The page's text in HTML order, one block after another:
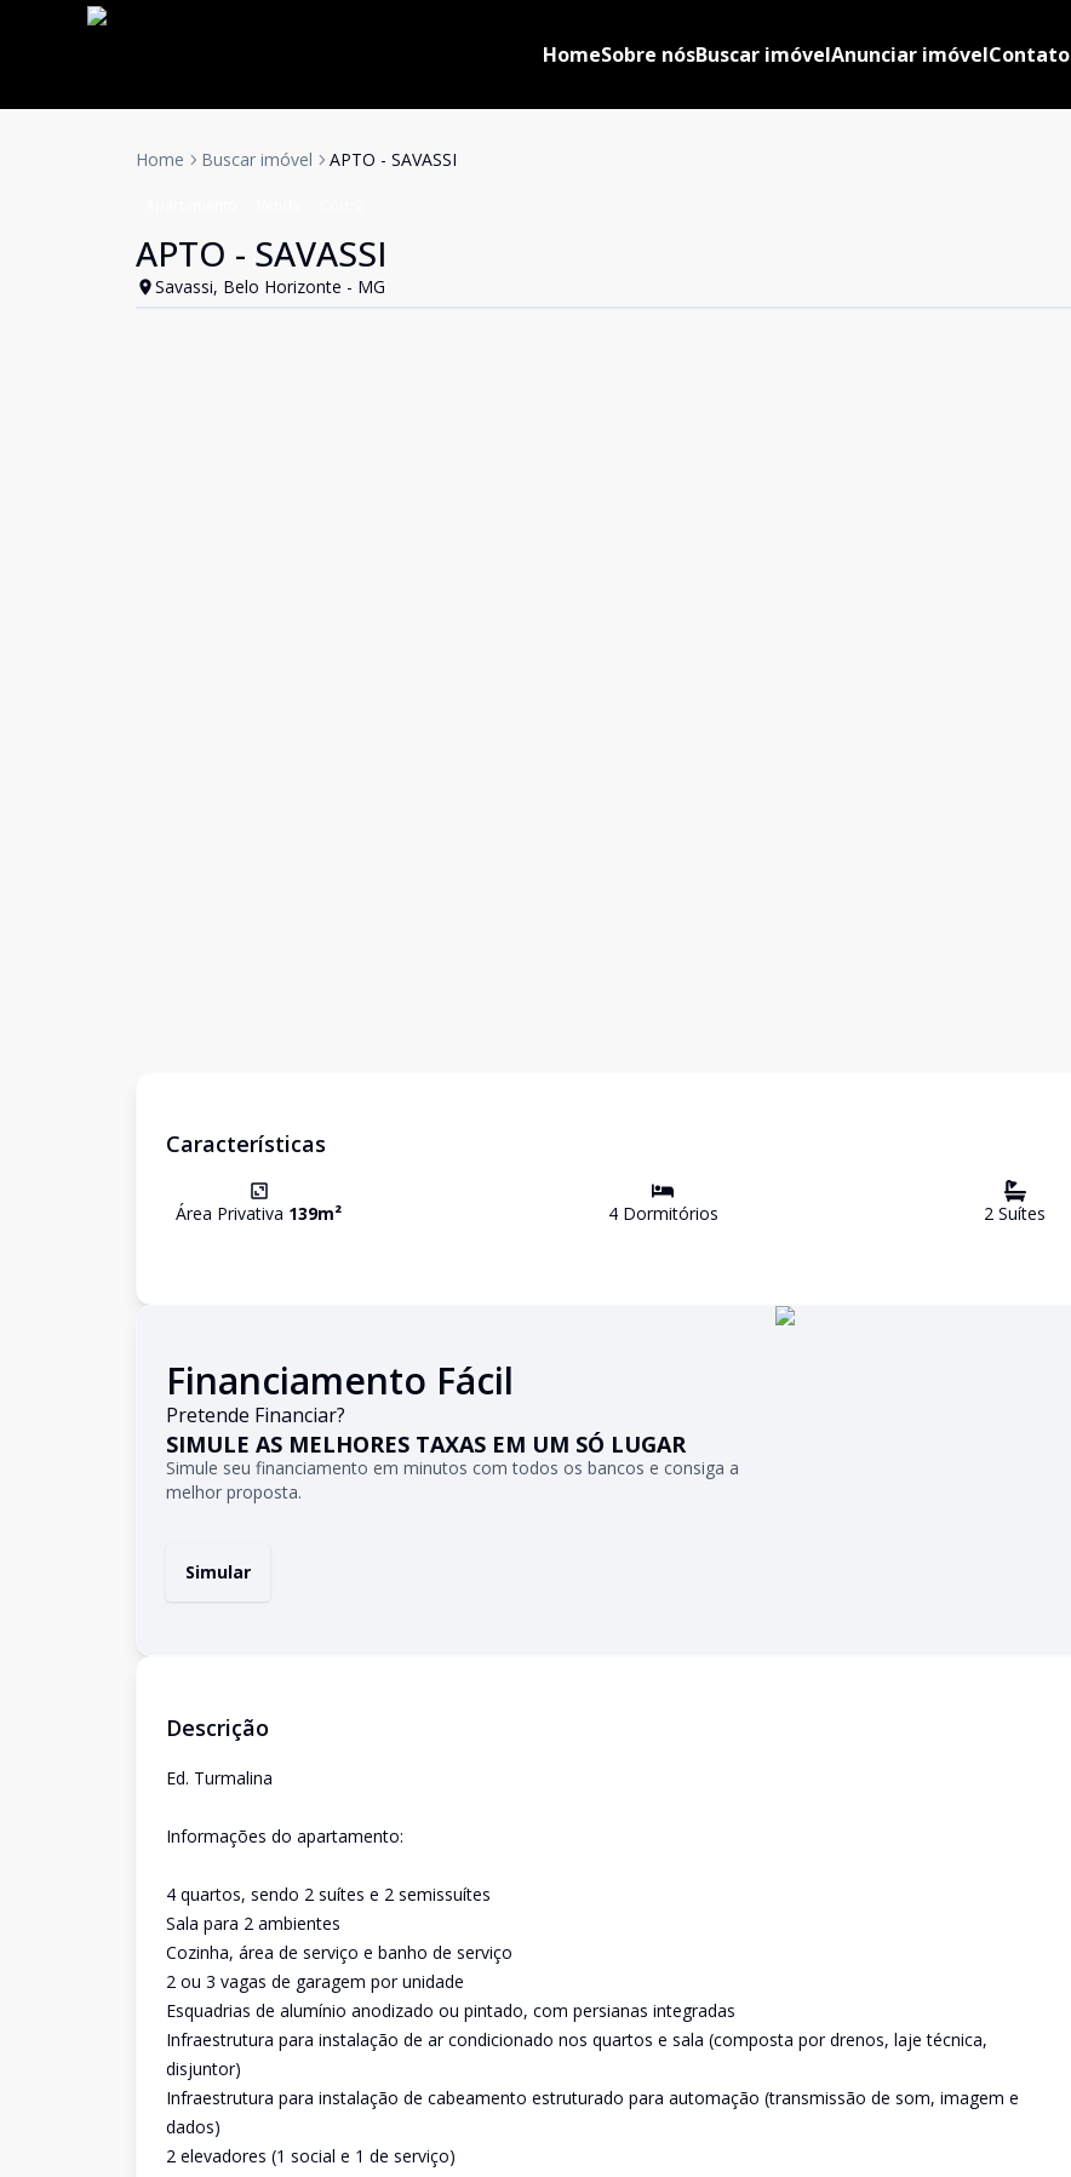
HomeSobre nósBuscar imóvelAnunciar imóvelContato
Home Buscar imóvel APTO - SAVASSI
APTO - SAVASSI
Savassi, Belo Horizonte - MG
Características
Área Privativa 139m² 4Dormitórios 2 Suítes
Financiamento Fácil
Pretende Financiar?
SIMULE AS MELHORES TAXAS EM UM SÓ LUGAR
Simule seu financiamento em minutos com todos os bancos e consiga a
melhor proposta.
Simular
Descrição
Ed. Turmalina
Informações do apartamento:
4 quartos, sendo 2 suítes e 2 semissuítes
Sala para 2 ambientes
Cozinha, área de serviço e banho de serviço
2 ou 3 vagas de garagem por unidade
Esquadrias de alumínio anodizado ou pintado, com persianas integradas
Infraestrutura para instalação de ar condicionado nos quartos e sala (composta por drenos, laje técnica,
disjuntor)
Infraestrutura para instalação de cabeamento estruturado para automação (transmissão de som, imagem e
dados)
2 elevadores (1 social e 1 de serviço)